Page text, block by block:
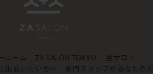
ルーム ZA SALON TOKYO
坐サロン
出会いたい方へ 専門スタッフがあなたの